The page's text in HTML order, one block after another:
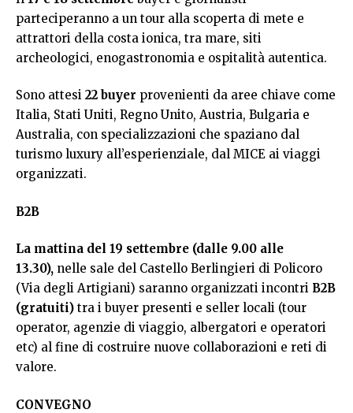
parteciperanno a un tour alla scoperta di mete e
attrattori della costa ionica, tra mare, siti
archeologici, enogastronomia e ospitalità autentica.
Sono attesi 22 buyer provenienti da aree chiave come
Italia, Stati Uniti, Regno Unito, Austria, Bulgaria e
Australia, con specializzazioni che spaziano dal
turismo luxury all’esperienziale, dal MICE ai viaggi
organizzati.
B2B
La mattina del 19 settembre (dalle 9.00 alle
13.30), nelle sale del Castello Berlingieri di Policoro
(Via degli Artigiani) saranno organizzati incontri B2B
(gratuiti) tra i buyer presenti e seller locali (tour
operator, agenzie di viaggio, albergatori e operatori
etc) al fine di costruire nuove collaborazioni e reti di
valore.
CONVEGNO